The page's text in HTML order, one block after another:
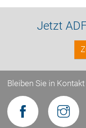
Jetzt
Bleiben Sie in Kontakt